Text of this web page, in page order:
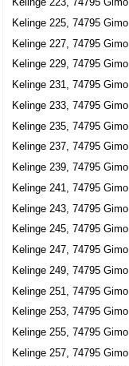
Kelinge 225, 74795 Gimo
Kelinge 227, 74795 Gimo
Kelinge 229, 74795 Gimo
Kelinge 231, 74795 Gimo
Kelinge 233, 74795 Gimo
Kelinge 235, 74795 Gimo
Kelinge 237, 74795 Gimo
Kelinge 239, 74795 Gimo
Kelinge 241, 74795 Gimo
Kelinge 243, 74795 Gimo
Kelinge 245, 74795 Gimo
Kelinge 247, 74795 Gimo
Kelinge 249, 74795 Gimo
Kelinge 251, 74795 Gimo
Kelinge 253, 74795 Gimo
Kelinge 255, 74795 Gimo
Kelinge 257, 74795 Gimo